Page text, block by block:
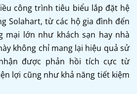
công trình tiêu biểu lắp đặt hệ
Solahart, từ các hộ gia đình đến
mại lớn như khách sạn hay nhà
không chỉ mang lại hiệu quả sử
được phản hồi tích cực từ
lợi cũng như khả năng tiết kiệm